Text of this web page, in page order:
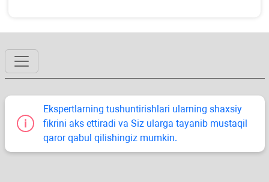
Ekspertlarning tushuntirishlari ularning shaхsiy
fikrini aks ettiradi va Siz ularga tayanib mustaqil
qaror qabul qilishingiz mumkin.